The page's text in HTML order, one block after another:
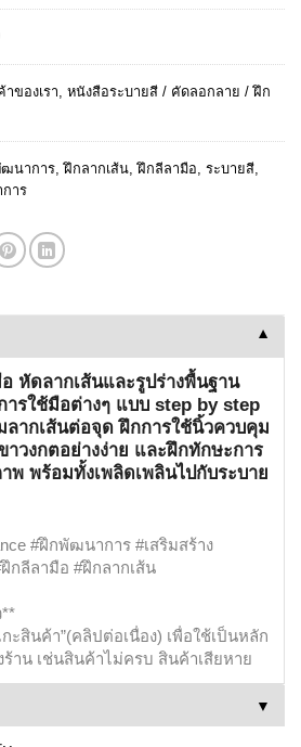
ของเรา
หนังสือระบายสี / คัดลอกลาย / ฝึก
นาการ ,ฝึกลากเส้น ,ฝึกลีลามือ ระบายสี
การ
▼
หัดลากเส้นและรูปร่างพื้นฐาน
ารใช้มือต่างๆ แบบ step by step
ลากเส้นต่อจุด ฝึกการใช้นิ้วควบคุม
าวงกตอย่างง่าย และฝึกทักษะการ
พ พร้อมทั้งเพลิดเพลินไปกับระบาย
#ฝึกพัฒนาการ #เสริมสร้าง
กลีลามือ #ฝึกลากเส้น
สินค้า”(คลิปต่อเนื่อง) เพื่อใช้เป็นหลัก
ร้าน เช่นสินค้าไม่ครบ สินค้าเสียหาย
▼